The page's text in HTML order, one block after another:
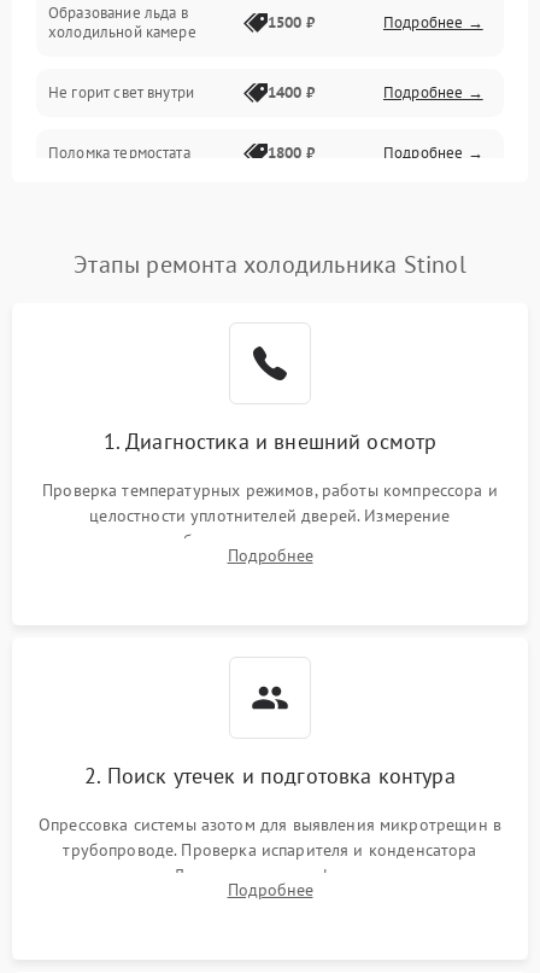
Образование льда в
холодильной камере
1500 ₽ Подробнее →
Не горит свет внутри 1400 ₽ Подробнее →
Поломка термостата 1800 ₽ Подробнее →
Поломка системы No Frost 2600 ₽ Подробнее →
работе
2000 ₽ Подробнее →
1000 ₽
1800 ₽
Этапы ремонта холодильника Stinol
1. Диагностика и внешний осмотр
Проверка температурных режимов, работы компрессора и
целостности уплотнителей дверей. Измерение
сопротивления обмоток мотора, проверка термостата и
считывание кодов ошибок с электронного дисплея.
Подробнее
2. Поиск утечек и подготовка контура
Опрессовка системы азотом для выявления микротрещин в
трубопроводе. Проверка испарителя и конденсатора
течеискателем. Демонтаж старого фильтра-осушителя и
продувка капиллярной трубки для устранения засоров.
Подробнее